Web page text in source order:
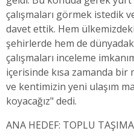
çalışmaları görmek istedik
davet ettik. Hem
şehirlerde hem de
çalışmaları inceleme
içerisinde kısa zamanda bir
ve kentimizin yeni ulaşım
koyacağız" dedi.
ANA HEDEF: TOPLU TAŞIMA